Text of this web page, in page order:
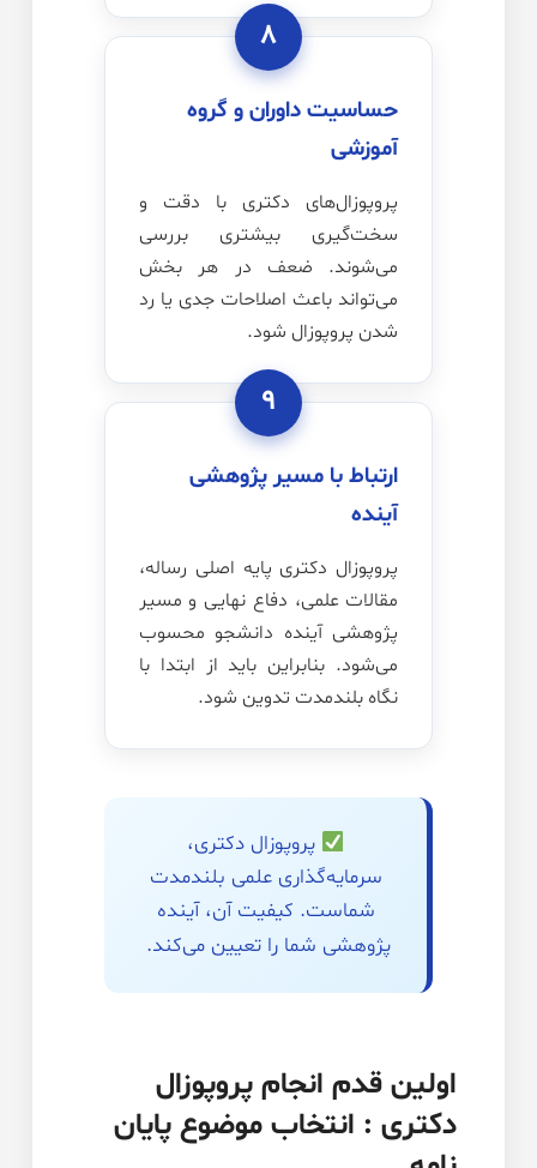
۸
حساسیت داوران و گروه
آموزشی
پروپوزال‌های دکتری با دقت و
سخت‌گیری بیشتری بررسی
می‌شوند. ضعف در هر بخش
می‌تواند باعث اصلاحات جدی یا رد
شدن پروپوزال شود.
۹
ارتباط با مسیر پژوهشی
آینده
پروپوزال دکتری پایه اصلی رساله،
مقالات علمی، دفاع نهایی و مسیر
پژوهشی آینده دانشجو محسوب
می‌شود. بنابراین باید از ابتدا با
نگاه بلندمدت تدوین شود.
پروپوزال دکتری،
سرمایه‌گذاری علمی بلندمدت
شماست. کیفیت آن، آینده
پژوهشی شما را تعیین می‌کند.
اولین قدم انجام پروپوزال
دکتری : انتخاب موضوع پایان